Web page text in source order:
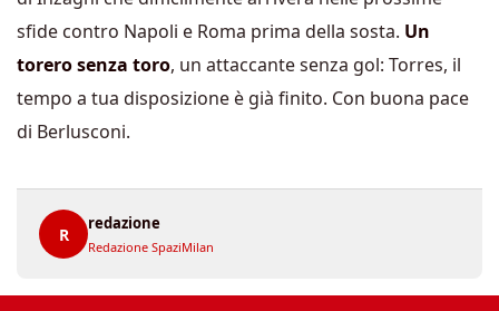
sfide contro Napoli e Roma prima della sosta. Un
torero senza toro, un attaccante senza gol: Torres, il
tempo a tua disposizione è già finito. Con buona pace
di Berlusconi.
R
redazione
Redazione SpaziMilan